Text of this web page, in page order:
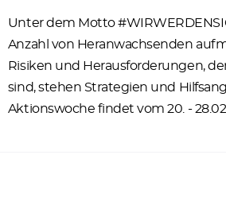
Unter dem Motto
Anzahl von Heranwachsenden
Risiken und Herausforderungen,
sind, stehen Strategien und
Aktionswoche findet vom 20. -